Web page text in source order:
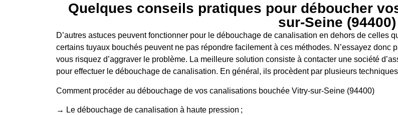
Quelques conseils pratiques pour déboucher
sur-Seine (94400)
D’autres astuces peuvent fonctionner pour le débouchage de canalisation en dehors de celles
certains tuyaux bouchés peuvent ne pas répondre facilement à ces méthodes. N’essayez donc
vous risquez d’aggraver le problème. La meilleure solution consiste à contacter une société
pour effectuer le débouchage de canalisation. En général, ils procèdent par plusieurs
Comment procéder au débouchage de vos canalisations bouchée Vitry-sur-Seine (94400)
→ Le débouchage de canalisation à haute pression ;